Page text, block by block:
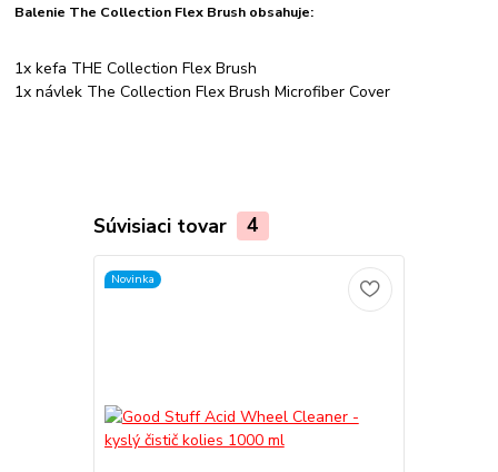
Balenie The Collection Flex Brush obsahuje:
1x kefa THE Collection Flex Brush
1x návlek The Collection Flex Brush Microfiber Cover
Súvisiaci tovar 4
Novinka